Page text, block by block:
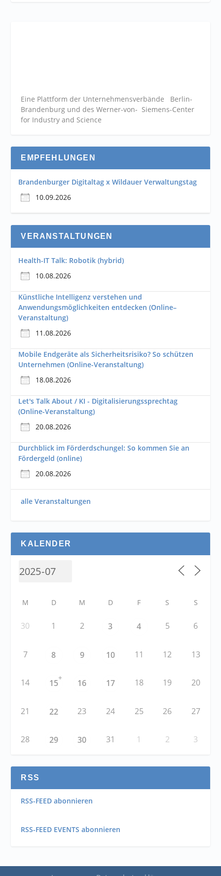
Eine Plattform der Unternehmensverbände Berlin-
Brandenburg und des Werner-von- Siemens-Center
for Industry and Science
EMPFEHLUNGEN
Brandenburger Digitaltag x Wildauer Verwaltungstag
10.09.2026
VERANSTALTUNGEN
Health-IT Talk: Robotik (hybrid)
10.08.2026
Künstliche Intelligenz verstehen und
Anwendungsmöglichkeiten entdecken (Online–
Veranstaltung)
11.08.2026
Mobile Endgeräte als Sicherheitsrisiko? So schützen
Unternehmen (Online-Veranstaltung)
18.08.2026
Let's Talk About / KI - Digitalisierungssprechtag
(Online-Veranstaltung)
20.08.2026
Durchblick im Förderdschungel: So kommen Sie an
Fördergeld (online)
20.08.2026
alle Veranstaltungen
KALENDER
M D M D F S S
30 1 2 3 4 5 6
7 8 9 10 11 12 13
14 15
+
16 17 18 19 20
21 22 23 24 25 26 27
28 29 30 31 1 2 3
RSS
RSS-FEED abonnieren
RSS-FEED EVENTS abonnieren